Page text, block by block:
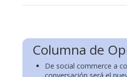
Columna de
De social commerce a